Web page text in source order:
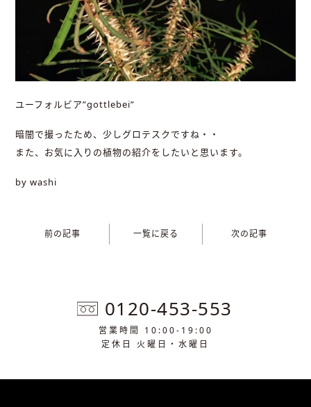
ユーフォルビア”gottlebei”
暗闇で撮ったため、少しグロテスクですね・・
また、お気に入りの植物の紹介をしたいと思います。
by washi
前の記事 一覧に戻る 次の記事
0120-453-553
営業時間 10:00-19:00
定休日 火曜日・水曜日